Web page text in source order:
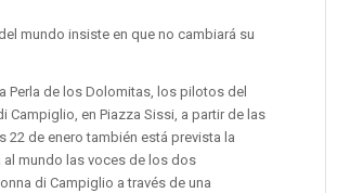
mundo insiste en que no cambiará su
Perla de los Dolomitas, los pilotos del
Campiglio, en Piazza Sissi, a partir de las
de enero también está prevista la
al mundo las voces de los dos
di Campiglio a través de una